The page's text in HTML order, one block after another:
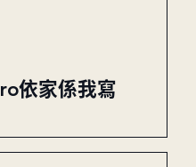
依家係我寫